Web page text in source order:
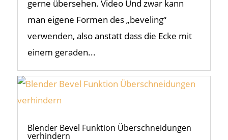
gerne übersehen. Video Und zwar kann
man eigene Formen des „beveling“
verwenden, also anstatt dass die Ecke mit
einem geraden...
Blender Bevel Funktion Überschneidungen
verhindern